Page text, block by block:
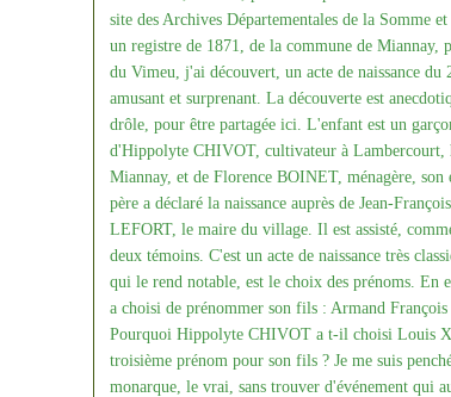
site des Archives Départementales de la Somme
un registre de 1871, de la commune de Miannay,
du Vimeu, j'ai découvert, un acte de naissance du
amusant et surprenant. La découverte est
drôle, pour être partagée ici. L'enfant est un
d'Hippolyte CHIVOT, cultivateur à Lambercourt,
Miannay, et de Florence BOINET, ménagère, son
père a déclaré la naissance auprès de Jean-
LEFORT, le maire du village. Il est assisté,
deux témoins. C'est un acte de naissance très
qui le rend notable, est le choix des prénoms. En
a choisi de prénommer son fils : Armand
Pourquoi Hippolyte CHIVOT a t-il choisi Louis
troisième prénom pour son fils ? Je me suis
monarque, le vrai, sans trouver d'événement qui